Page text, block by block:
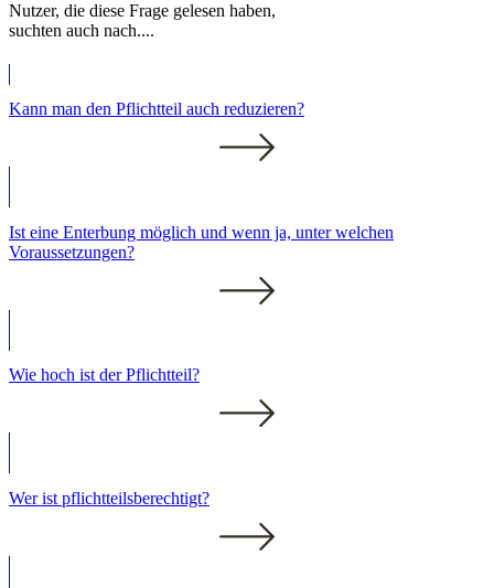
Nutzer, die diese Frage gelesen haben,
suchten auch nach....
Kann man den Pflichtteil auch reduzieren?
Ist eine Enterbung möglich und wenn ja, unter welchen
Voraussetzungen?
Wie hoch ist der Pflichtteil?
Wer ist pflichtteilsberechtigt?